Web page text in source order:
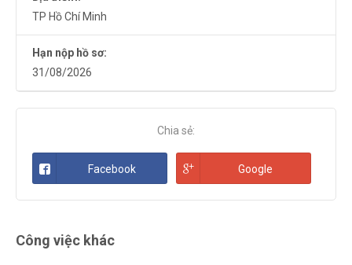
TP Hồ Chí Minh
Hạn nộp hồ sơ:
31/08/2026
Chia sẻ:
Facebook Google
Công việc khác